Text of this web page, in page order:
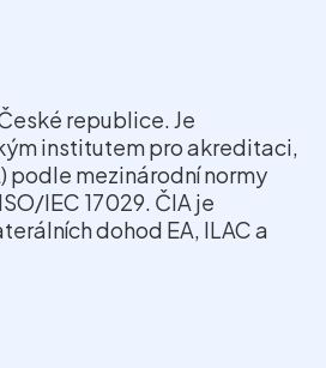
republice. Je
institutem pro akreditaci,
podle mezinárodní normy
IEC 17029. ČIA je
dohod EA, ILAC a